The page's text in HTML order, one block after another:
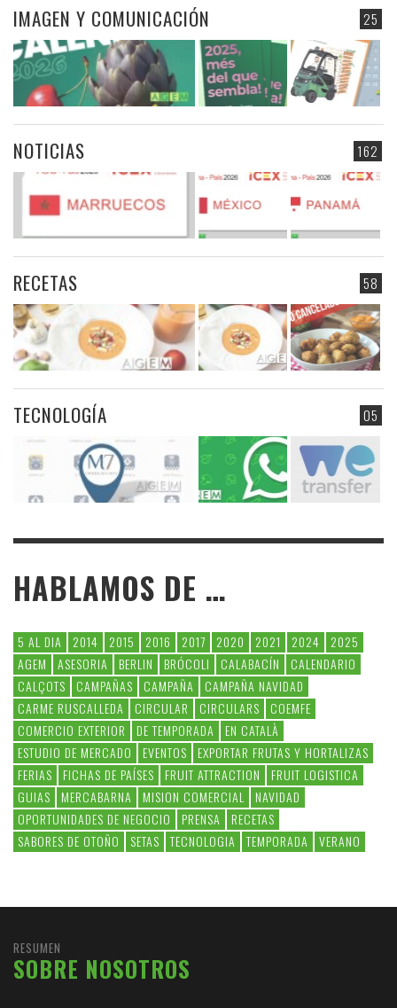
25
IMAGEN Y COMUNICACIÓN
162
NOTICIAS
58
RECETAS
05
TECNOLOGÍA
HABLAMOS DE …
5 AL DIA 2014 2015 2016 2017 2020 2021 2024
2025
AGEM
ASESORIA BERLIN BRÓCOLI CALABACÍN
CALENDARIO
CALÇOTS
CAMPAÑAS CAMPAÑA
CAMPAÑA NAVIDAD
CARME RUSCALLEDA
CIRCULAR CIRCULARS
COEMFE
COMERCIO EXTERIOR
DE TEMPORADA
EN CATALÀ
ESTUDIO DE MERCADO
EVENTOS
EXPORTAR FRUTAS Y HORTALIZAS
FERIAS
FICHAS DE PAÍSES FRUIT ATTRACTION
FRUIT LOGISTICA
GUIAS
MERCABARNA MISION COMERCIAL
NAVIDAD
OPORTUNIDADES DE NEGOCIO
PRENSA
RECETAS
SABORES DE OTOÑO
SETAS TECNOLOGIA TEMPORADA VERANO
RESUMEN
SOBRE NOSOTROS